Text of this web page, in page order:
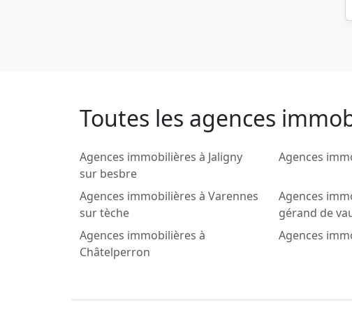
Toutes les agences
Agences immobilières à Jaligny
sur besbre
Agences
Agences immobilières à Varennes
sur tèche
Agences
gérand de
Agences immobilières à
Châtelperron
Agences